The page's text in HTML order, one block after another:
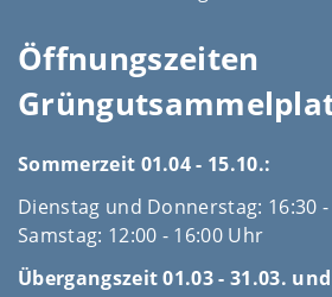
Öffnungszeiten
Sommerzeit 01.04 - 15.10.:
Dienstag und Donnerstag: 16:30
Samstag: 12:00 - 16:00 Uhr
Übergangszeit 01.03 - 31.03.